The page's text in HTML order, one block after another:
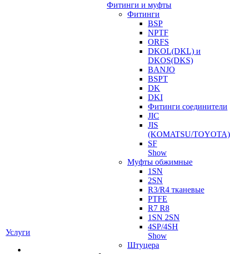
Услуги
Фитинги и муфты
Фитинги
BSP
NPTF
ORFS
DKOL(DKL) и
DKOS(DKS)
BANJO
BSPT
DK
DKI
Фитинги соединители
JIC
JIS
(KOMATSU/TOYOTA)
SF
Show
Муфты обжимные
1SN
2SN
R3/R4 тканевые
PTFE
R7 R8
1SN 2SN
4SP/4SH
Show
Штуцера